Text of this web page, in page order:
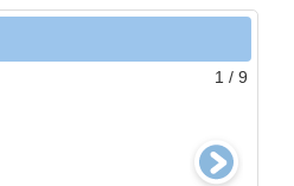
1 / 9